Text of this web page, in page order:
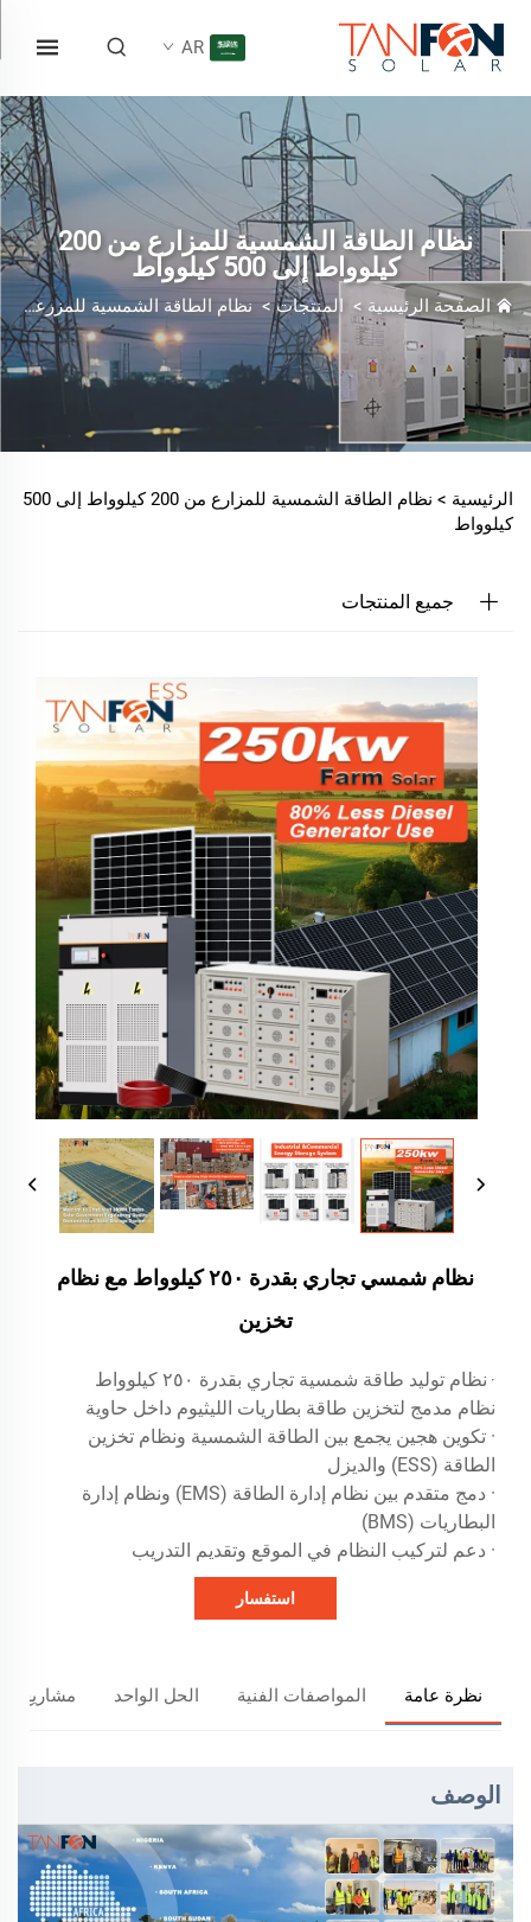
AR
نظام الطاقة الشمسية للمزارع من 200
كيلوواط إلى 500 كيلوواط
الصفحة الرئيسية > المنتجات> نظام الطاقة الشمسية للمزرعة >
الرئيسية >
نظام الطاقة الشمسية للمزارع من 200 كيلوواط إلى 500
كيلوواط
جميع المنتجات
نظام شمسي تجاري بقدرة ٢٥٠ كيلوواط مع نظام
تخزين
· نظام توليد طاقة شمسية تجاري بقدرة ٢٥٠ كيلوواط
نظام مدمج لتخزين طاقة بطاريات الليثيوم داخل حاوية
· تكوين هجين يجمع بين الطاقة الشمسية ونظام تخزين
الطاقة (ESS) والديزل
· دمج متقدم بين نظام إدارة الطاقة (EMS) ونظام إدارة
البطاريات (BMS)
· دعم لتركيب النظام في الموقع وتقديم التدريب
استفسار
نظرة عامة المواصفات الفنية الحل الواحد مشاريع
الوصف